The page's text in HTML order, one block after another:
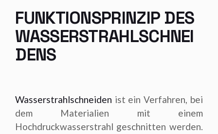
FUNKTIONSPRINZIP DES
WASSERSTRAHLSCHNEI
DENS
Wasserstrahlschneiden ist ein Verfahren, bei
dem Materialien mit einem
Hochdruckwasserstrahl geschnitten werden.